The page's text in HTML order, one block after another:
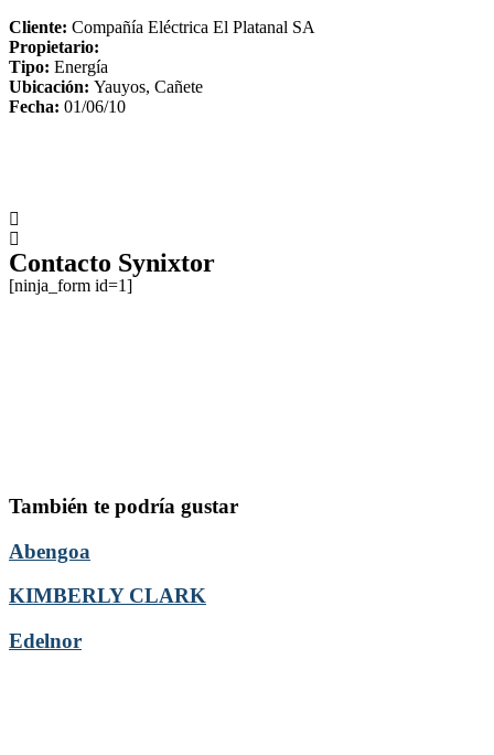
Cliente: Compañía Eléctrica El Platanal SA
Propietario:
Tipo: Energía
Ubicación: Yauyos, Cañete
Fecha: 01/06/10
Contacto Synixtor
[ninja_form id=1]
También te podría gustar
Abengoa
KIMBERLY CLARK
Edelnor